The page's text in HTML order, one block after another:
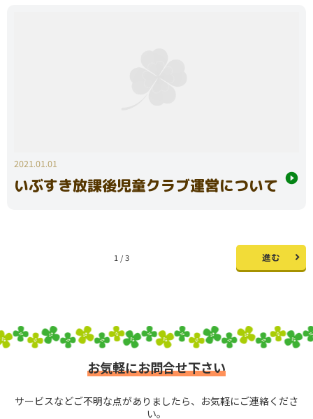
2021.01.01
いぶすき放課後児童クラブ運営について
1 / 3 進む
お気軽にお問合せ下さい
サービスなどご不明な点がありましたら、お気軽にご連絡くださ
い。